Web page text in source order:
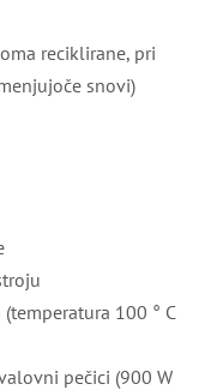
reciklirane, pri
snovi)
100 ° C
pečici (900 W